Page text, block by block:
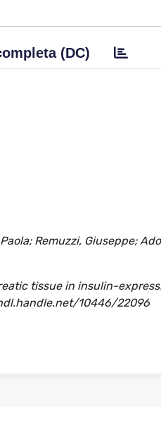
(DC)
Remuzzi, Giuseppe;
tissue in insulin-
hdl.handle.net/10446/22096